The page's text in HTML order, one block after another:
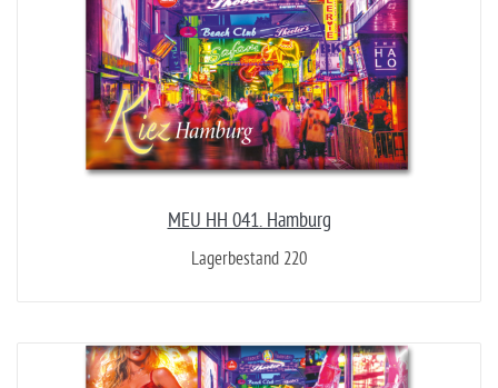
MEU HH 041. Hamburg
Lagerbestand 220